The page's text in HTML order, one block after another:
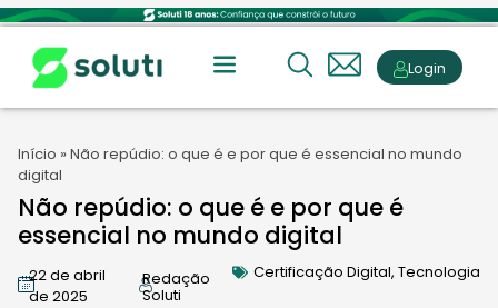
Login
Início » Não repúdio: o que é e por que é essencial no mundo
digital
Não repúdio: o que é e por que é
essencial no mundo digital
22 de abril
de 2025
Redação
Soluti
Certificação Digital, Tecnologia